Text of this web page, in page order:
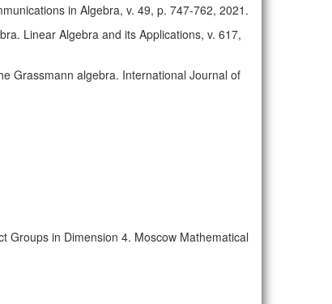
in Algebra, v. 49, p. 747-762, 2021.
Linear Algebra and its Applications, v. 617,
Grassmann algebra. International Journal of
Groups in Dimension 4. Moscow Mathematical